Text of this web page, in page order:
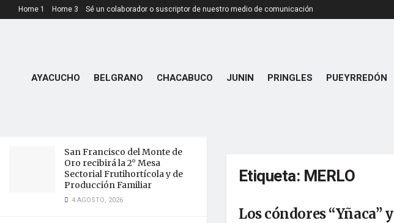
LATEST TRENDING
intensifican la búsqueda con
drones, kayaks, perros y
San Francisco del Monte de
Oro recibirá la 2° Mesa
Sectorial Frutihortícola y de
Producción Familiar
4 AGOSTO, 2026
Home 1 Home 3 Sé un colaborador o suscriptor de nuestro medio de comunicación
AYACUCHO BELGRANO CHACABUCO JUNIN PRINGLES PUEYRREDÓN
Etiqueta: MERLO
Los cóndores “Yñaca” y